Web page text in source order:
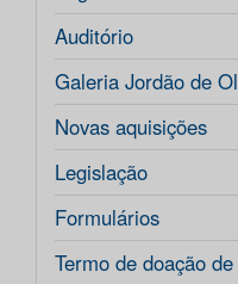
Auditório
Galeria Jordão de
Novas aquisições
Legislação
Formulários
Termo de doação